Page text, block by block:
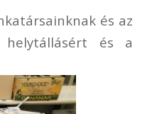
és az
helytállásért és a